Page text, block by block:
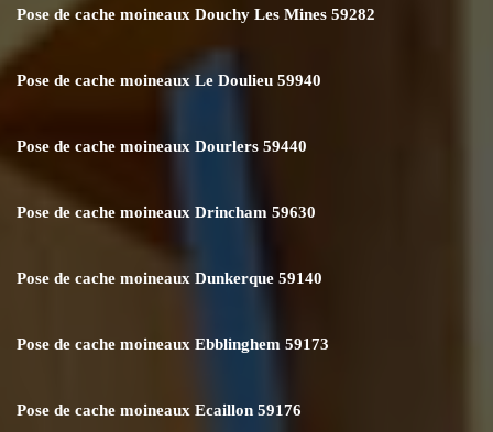
Pose de cache moineaux Douchy Les Mines 59282
Pose de cache moineaux Le Doulieu 59940
Pose de cache moineaux Dourlers 59440
Pose de cache moineaux Drincham 59630
Pose de cache moineaux Dunkerque 59140
Pose de cache moineaux Ebblinghem 59173
Pose de cache moineaux Ecaillon 59176